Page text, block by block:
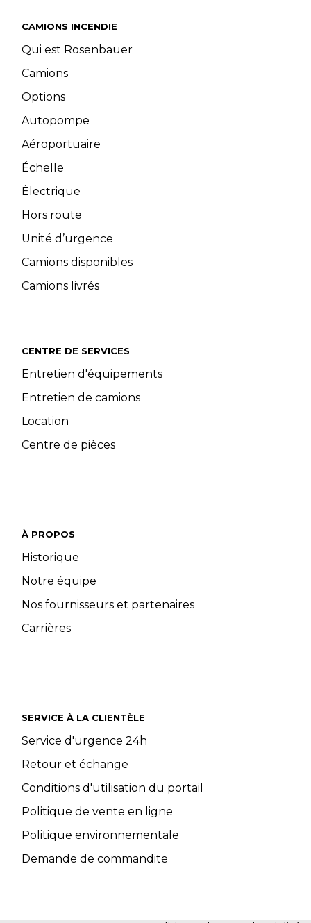
CAMIONS INCENDIE
Qui est Rosenbauer
Camions
Options
Autopompe
Aéroportuaire
Échelle
Électrique
Hors route
Unité d’urgence
Camions disponibles
Camions livrés
CENTRE DE SERVICES
Entretien d'équipements
Entretien de camions
Location
Centre de pièces
À PROPOS
Historique
Notre équipe
Nos fournisseurs et partenaires
Carrières
SERVICE À LA CLIENTÈLE
Service d'urgence 24h
Retour et échange
Conditions d'utilisation du portail
Politique de vente en ligne
Politique environnementale
Demande de commandite